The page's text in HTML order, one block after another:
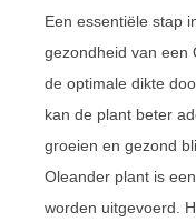
Een essentiële stap
gezondheid van een
de optimale dikte
kan de plant beter
groeien en gezond
Oleander plant is
worden uitgevoerd.